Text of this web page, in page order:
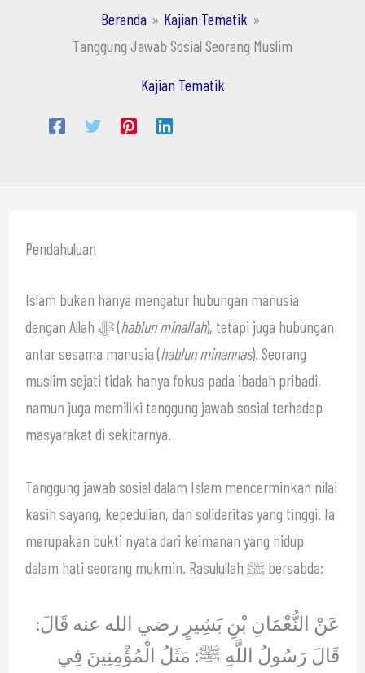
Beranda
Kajian Tematik
Tanggung Jawab Sosial Seorang Muslim
Kajian Tematik
Pendahuluan
Islam bukan hanya mengatur hubungan manusia
dengan Allah ﷻ (hablun minallah), tetapi juga hubungan
antar sesama manusia (hablun minannas). Seorang
muslim sejati tidak hanya fokus pada ibadah pribadi,
namun juga memiliki tanggung jawab sosial terhadap
masyarakat di sekitarnya.
Tanggung jawab sosial dalam Islam mencerminkan nilai
kasih sayang, kepedulian, dan solidaritas yang tinggi. Ia
merupakan bukti nyata dari keimanan yang hidup
dalam hati seorang mukmin. Rasulullah ﷺ bersabda:
عَنْ النُّعْمَانِ بْنِ بَشِيرٍ رضي الله عنه قَالَ:
قَالَ رَسُولُ اللَّهِ ﷺ: مَثَلُ الْمُؤْمِنِينَ فِي